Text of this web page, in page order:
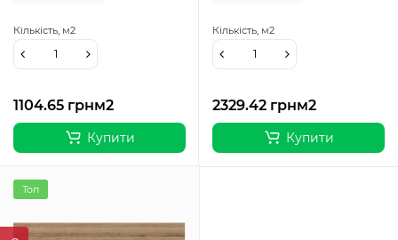
1104.65 грнм2
Кількість, м2
Купити
2329.42 грнм2
Кількість, м2
Купити
Топ